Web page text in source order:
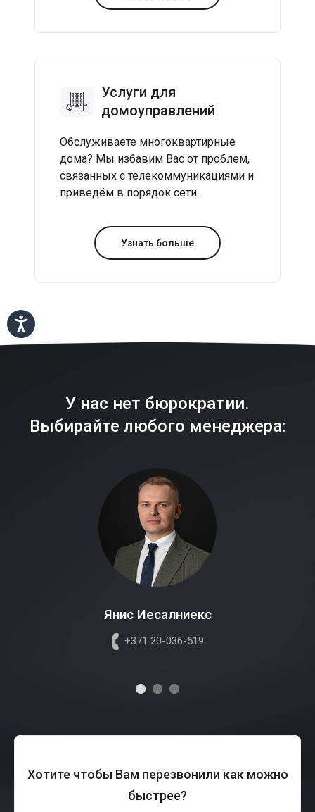
Услуги для
домоуправлений
Обслуживаете многоквартирные
дома? Мы избавим Вас от проблем,
связанных с телекоммуникациями и
приведём в порядок сети.
Узнать больше
У нас нет бюрократии.
Выбирайте любого менеджера:
Янис Иесалниекс
+371 20-036-519
Хотите чтобы Вам перезвонили как можно
быстрее?